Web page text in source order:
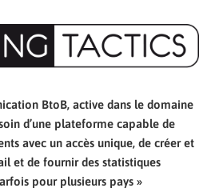
BtoB, active dans le domaine
d’une plateforme capable de
avec un accès unique, de créer et
et de fournir des statistiques
pour plusieurs pays »